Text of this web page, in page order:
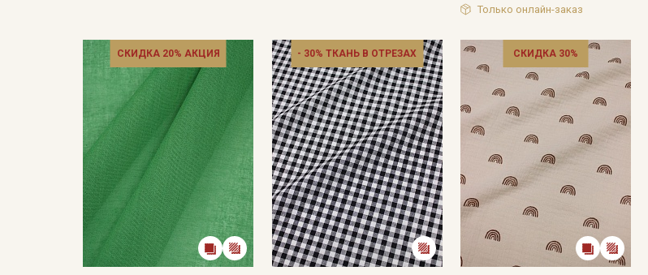
Только онлайн-заказ
СКИДКА 20% АКЦИЯ - 30% ТКАНЬ В ОТРЕЗАХ СКИДКА 30%